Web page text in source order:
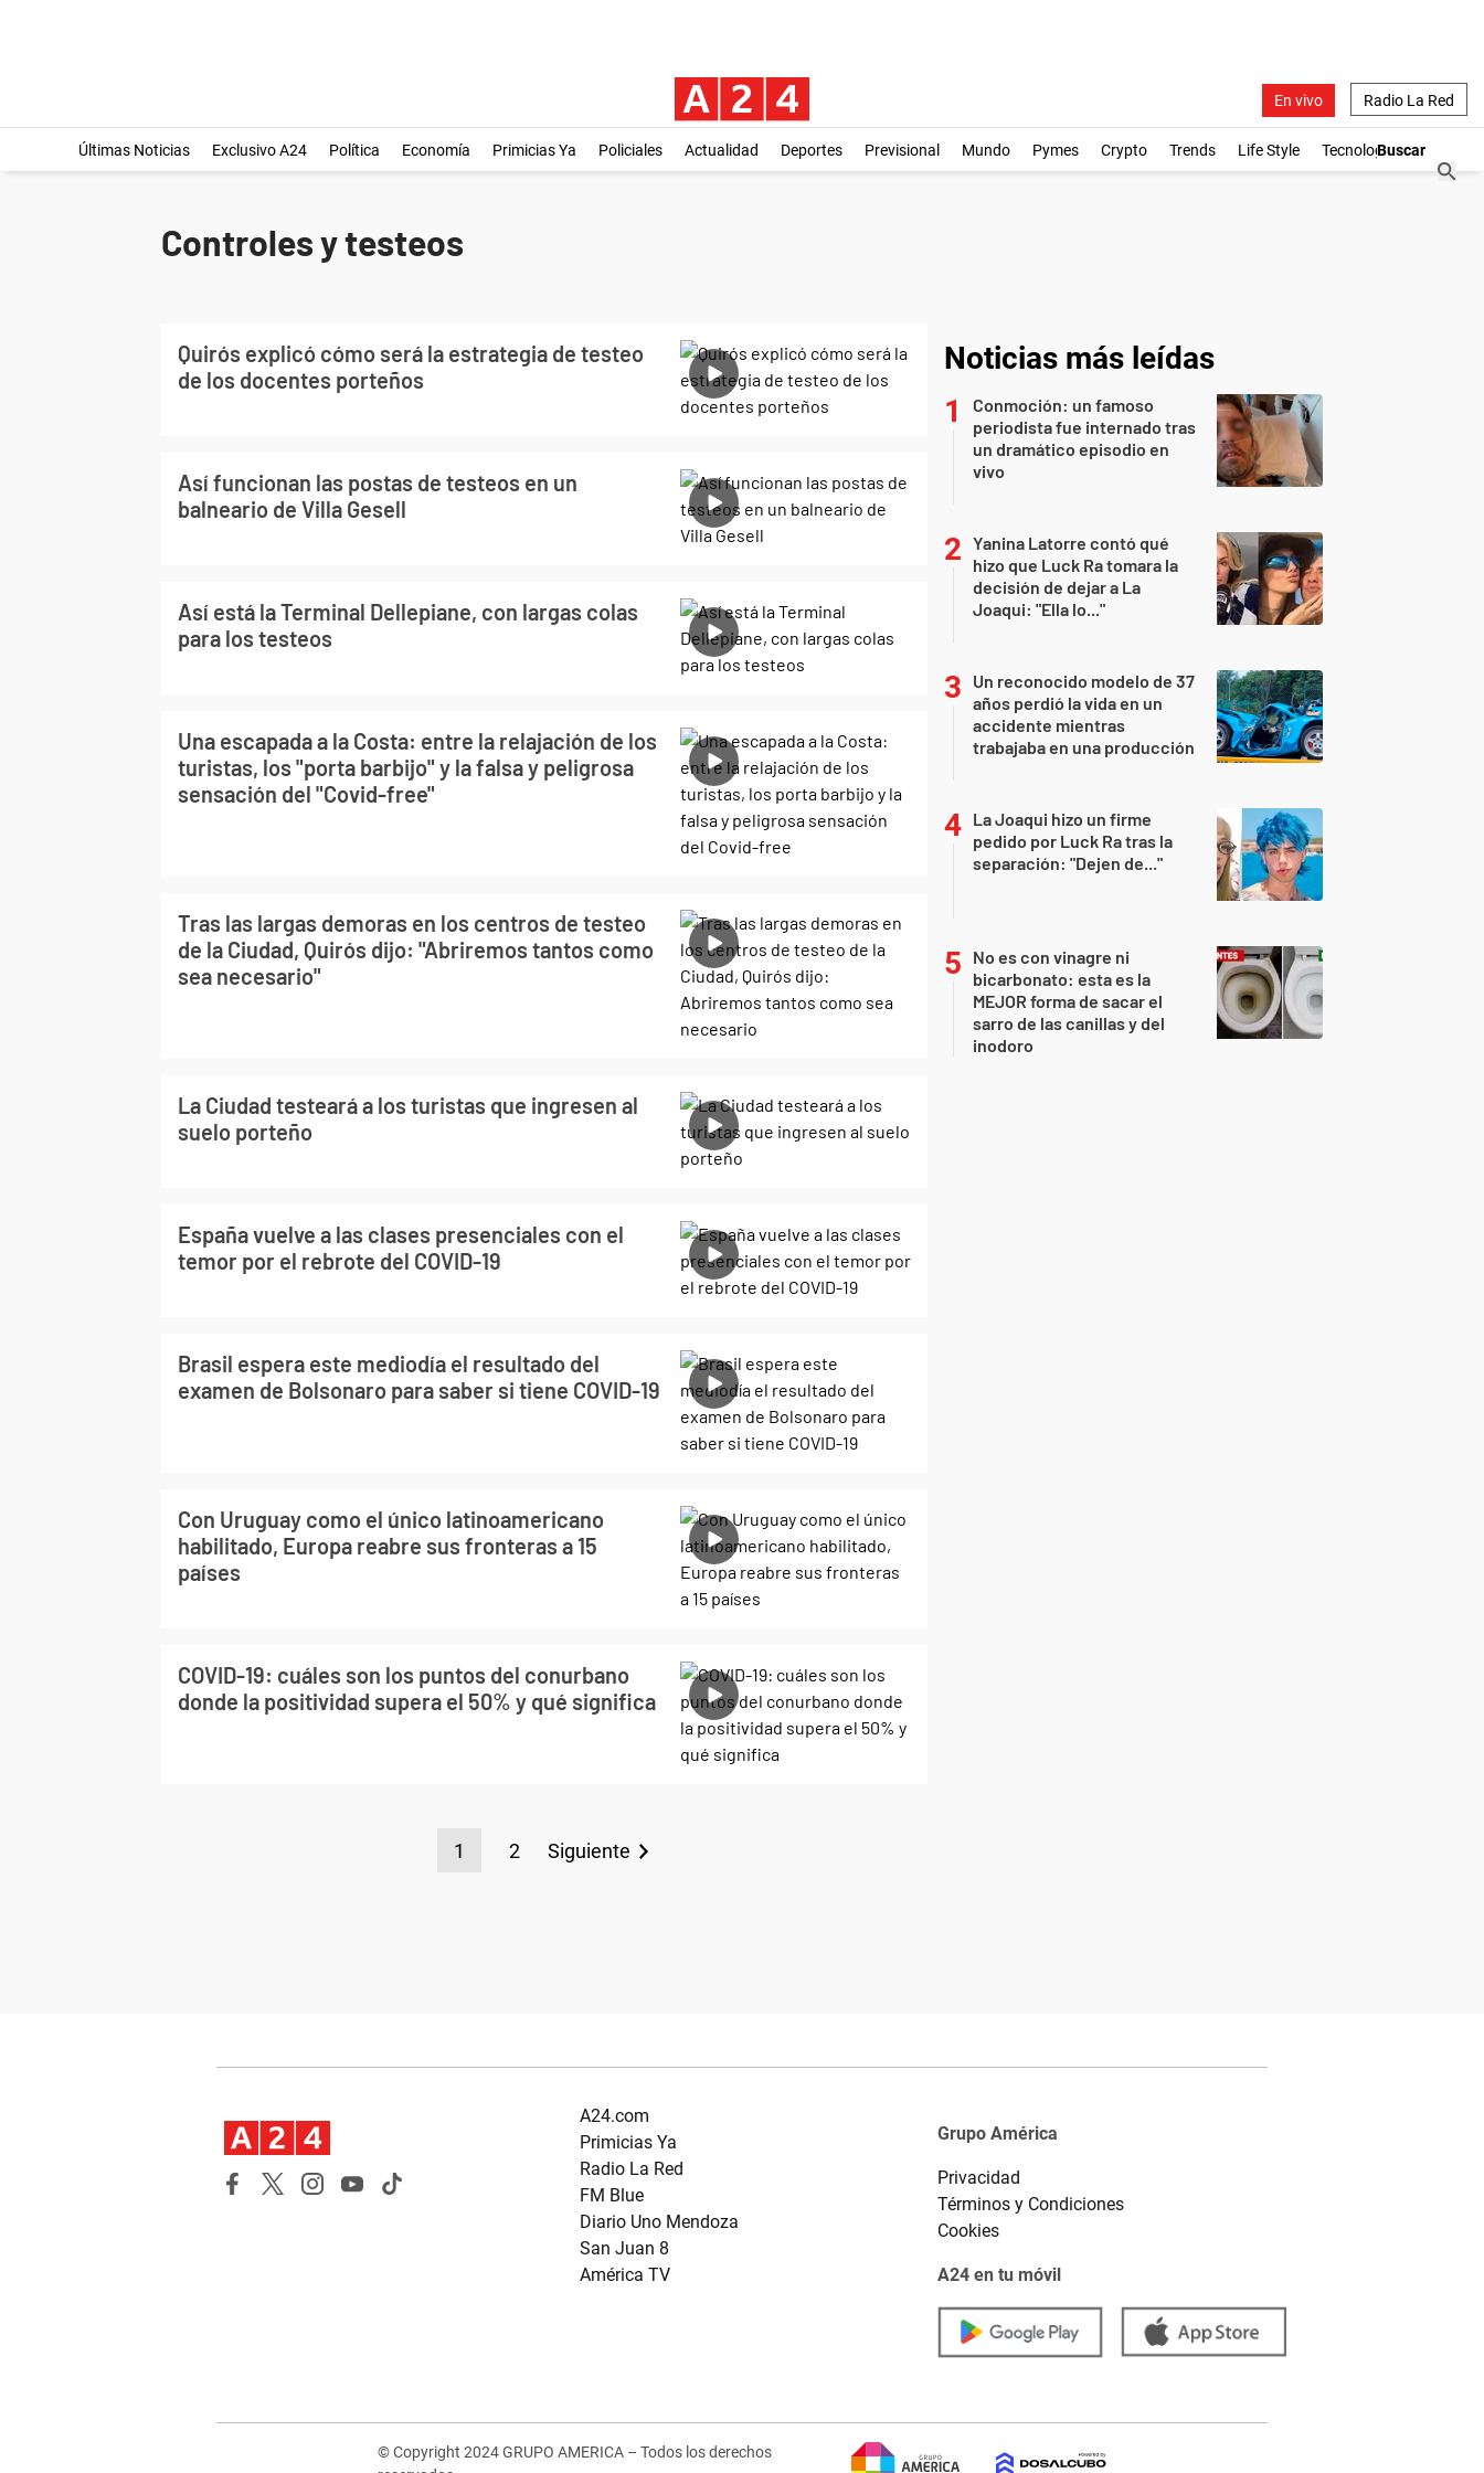
En vivo Radio La Red
Últimas Noticias Exclusivo A24 Política Economía Primicias Ya Policiales Actualidad Deportes Previsional Mundo Pymes Crypto Trends Life Style Tecnología
Controles y testeos
Quirós explicó cómo será la estrategia de testeo
de los docentes porteños
Así funcionan las postas de testeos en un
balneario de Villa Gesell
Así está la Terminal Dellepiane, con largas colas
para los testeos
Una escapada a la Costa: entre la relajación de los
turistas, los "porta barbijo" y la falsa y peligrosa
sensación del "Covid-free"
Tras las largas demoras en los centros de testeo
de la Ciudad, Quirós dijo: "Abriremos tantos como
sea necesario"
La Ciudad testeará a los turistas que ingresen al
suelo porteño
España vuelve a las clases presenciales con el
temor por el rebrote del COVID-19
Brasil espera este mediodía el resultado del
examen de Bolsonaro para saber si tiene COVID-19
Con Uruguay como el único latinoamericano
habilitado, Europa reabre sus fronteras a 15
países
COVID-19: cuáles son los puntos del conurbano
donde la positividad supera el 50% y qué significa
1 2 Siguiente
Noticias más leídas
Conmoción: un famoso
periodista fue internado tras
un dramático episodio en
vivo
Yanina Latorre contó qué
hizo que Luck Ra tomara la
decisión de dejar a La
Joaqui: "Ella lo..."
Un reconocido modelo de 37
años perdió la vida en un
accidente mientras
trabajaba en una producción
La Joaqui hizo un firme
pedido por Luck Ra tras la
separación: "Dejen de..."
No es con vinagre ni
bicarbonato: esta es la
MEJOR forma de sacar el
sarro de las canillas y del
inodoro
A24.com
Primicias Ya
Radio La Red
FM Blue
Diario Uno Mendoza
San Juan 8
América TV
Grupo América
Privacidad
Términos y Condiciones
Cookies
A24 en tu móvil
© Copyright 2024 GRUPO AMERICA – Todos los derechos